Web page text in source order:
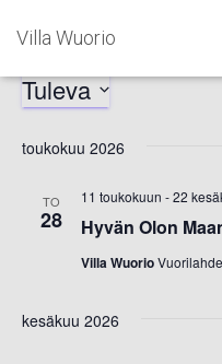
Villa Wuorio
Tapahtumat
Tuleva
päivä.
toukokuu 2026
TO
28 Hyvän Olon
11 toukokuun -22
Villa Wuorio
kesäkuu 2026